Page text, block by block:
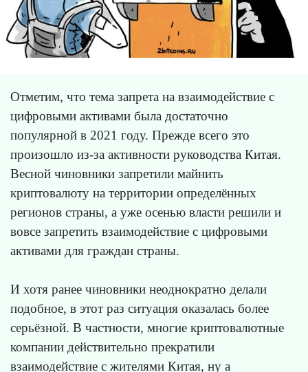
Отметим, что тема запрета на взаимодействие с
цифровыми активами была достаточно
популярной в 2021 году. Прежде всего это
произошло из-за активности руководства Китая.
Весной чиновники запретили майнить
криптовалюту на территории определённых
регионов страны, а уже осенью власти решили и
вовсе запретить взаимодействие с цифровыми
активами для граждан страны.
И хотя ранее чиновники неоднократно делали
подобное, в этот раз ситуация оказалась более
серьёзной. В частности, многие криптовалютные
компании действительно прекратили
взаимодействие с жителями Китая, ну а